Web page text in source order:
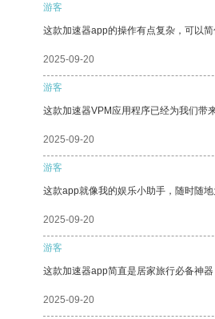
游客
这款加速器app的操作有点复杂，可以
2025-09-20
游客
这款加速器VPM应用程序已经为我们带
2025-09-20
游客
这款app就像我的娱乐小助手，随时随地
2025-09-20
游客
这款加速器app简直是居家旅行必备神
2025-09-20